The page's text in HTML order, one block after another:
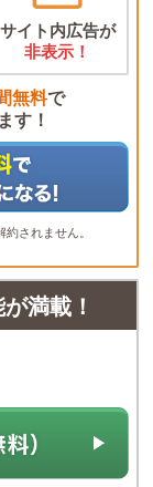
サイト内広告が
非表示！
無料で
す！
されません。
満載！